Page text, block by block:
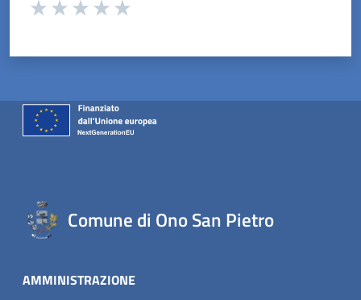
Comune di Ono San Pietro
AMMINISTRAZIONE